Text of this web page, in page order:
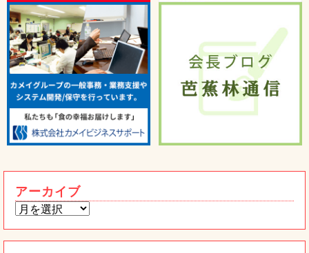
宮崎県の「株式会社餃子の馬渡」の冷凍
餃子を紹介します！
2026年02月4日
うまかもん
熊本限定 ワンピースコラボ太平燕発売
です！
2026年01月15日
すましメール」にご注意ください
2026年01月6日
アーカイブ